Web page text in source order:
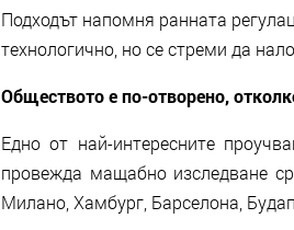
Подходът напомня ранната
технологично, но се стреми да
Обществото е по-отворено,
Едно от най-интересните
провежда мащабно изследване
Милано, Хамбург, Барселона,